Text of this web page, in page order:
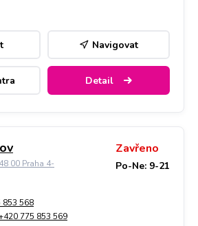
Navigovat
Detail
00 Praha 4-
Zavřeno
Po-Ne: 9-21
853 568
775 853 569